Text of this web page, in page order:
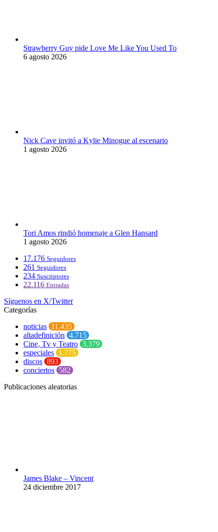
Strawberry Guy pide Love Me Like You Used To
6 agosto 2026
Nick Cave invitó a Kylie Minogue al escenario
1 agosto 2026
Tori Amos rindió homenaje a Glen Hansard
1 agosto 2026
17.176 Seguidores
261 Seguidores
234 Suscriptores
22.116 Entradas
Síguenos en X/Twitter
Categorías
noticias 11.435
altadefinición 4.715
Cine, Tv y Teatro 3.379
especiales 1.775
discos 893
conciertos 582
Publicaciones aleatorias
James Blake – Vincent
24 diciembre 2017